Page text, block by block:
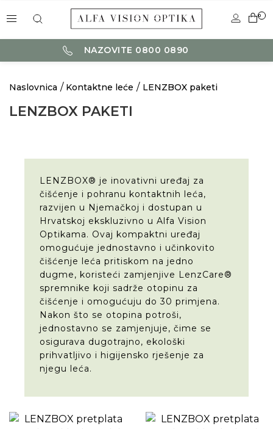
0
NAZOVITE 0800 0890
Naslovnica Kontaktne leće LENZBOX paketi
LENZBOX PAKETI
LENZBOX® je inovativni uređaj za
čišćenje i pohranu kontaktnih leća,
razvijen u Njemačkoj i dostupan u
Hrvatskoj ekskluzivno u Alfa Vision
Optikama. Ovaj kompaktni uređaj
omogućuje jednostavno i učinkovito
čišćenje leća pritiskom na jedno
dugme, koristeći zamjenjive LenzCare®
spremnike koji sadrže otopinu za
čišćenje i omogućuju do 30 primjena.
Nakon što se otopina potroši,
jednostavno se zamjenjuje, čime se
osigurava dugotrajno, ekološki
prihvatljivo i higijensko rješenje za
njegu leća.